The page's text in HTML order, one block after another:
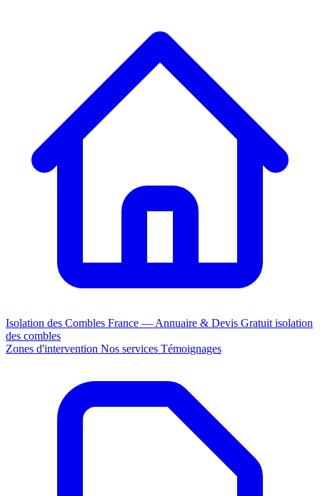
Isolation des Combles France — Annuaire & Devis Gratuit isolation
des combles
Zones d'intervention Nos services Témoignages